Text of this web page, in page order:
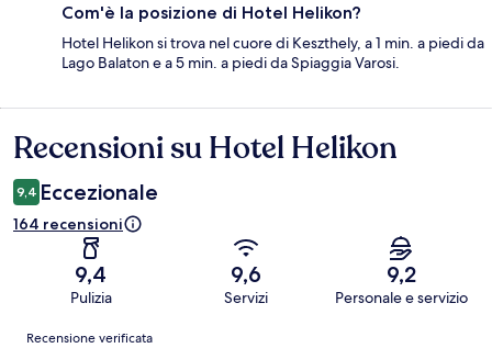
Com'è la posizione di Hotel Helikon?
Hotel Helikon si trova nel cuore di Keszthely, a 1 min. a piedi da
Lago Balaton e a 5 min. a piedi da Spiaggia Varosi.
Recensioni
Recensioni su Hotel Helikon
9,4 Eccezionale
164 recensioni
9,4
Pulizia
9,6
Servizi
9,2
Personale e servizio
Recensioni
Recensione verificata